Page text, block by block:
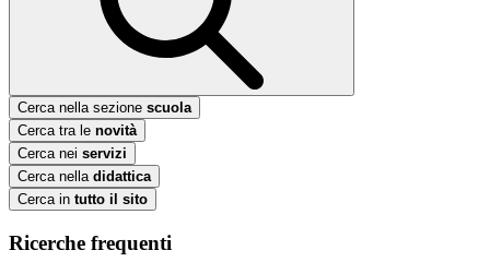
Cerca nella sezione scuola
Cerca tra le novità
Cerca nei servizi
Cerca nella didattica
Cerca in tutto il sito
Ricerche frequenti